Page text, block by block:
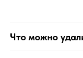
Что можно